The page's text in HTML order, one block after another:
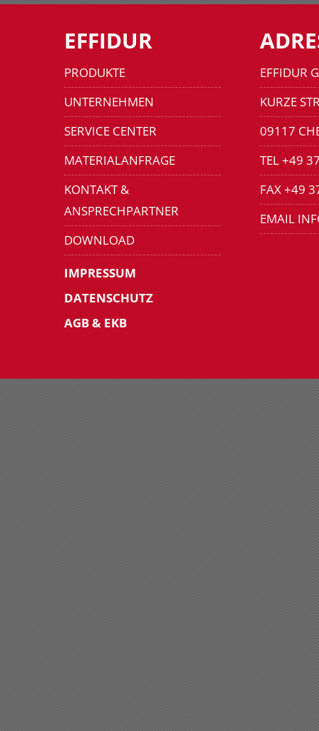
EFFIDUR
PRODUKTE
UNTERNEHMEN
SERVICE CENTER
MATERIALANFRAGE
KONTAKT &
ANSPRECHPARTNER
DOWNLOAD
IMPRESSUM
DATENSCHUTZ
AGB & EKB
EFFIDUR
KURZE
09117
TEL +49
FAX +49
EMAIL